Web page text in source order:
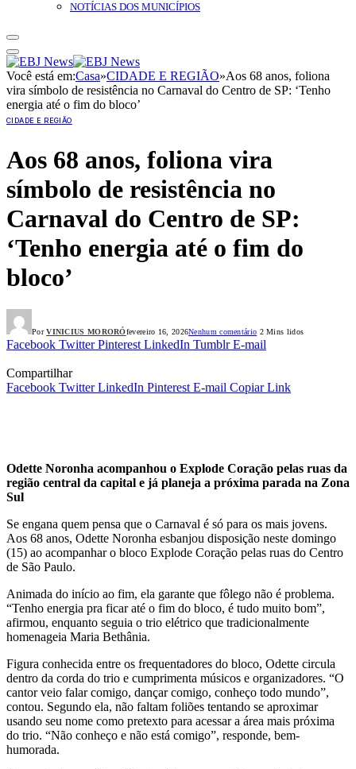
NOTÍCIAS DOS MUNICÍPIOS
Você está em:Casa»CIDADE E REGIÃO»Aos 68 anos, foliona
vira símbolo de resistência no Carnaval do Centro de SP: ‘Tenho
energia até o fim do bloco’
CIDADE E REGIÃO
Aos 68 anos, foliona vira
símbolo de resistência no
Carnaval do Centro de SP:
‘Tenho energia até o fim do
bloco’
Por VINICIUS MORORÓfevereiro 16, 2026Nenhum comentário 2 Mins lidos
Facebook Twitter Pinterest LinkedIn Tumblr E-mail
Compartilhar
Facebook Twitter LinkedIn Pinterest E-mail Copiar Link
Odette Noronha acompanhou o Explode Coração pelas ruas da
região central da capital e já planeja a próxima parada na Zona
Sul
Se engana quem pensa que o Carnaval é só para os mais jovens.
Aos 68 anos, Odette Noronha esbanjou disposição neste domingo
(15) ao acompanhar o bloco Explode Coração pelas ruas do Centro
de São Paulo.
Animada do início ao fim, ela garante que fôlego não é problema.
“Tenho energia pra ficar até o fim do bloco, é tudo muito bom”,
afirmou, enquanto seguia o trio elétrico que tradicionalmente
homenageia Maria Bethânia.
Figura conhecida entre os frequentadores do bloco, Odette circula
dentro da corda do trio e cumprimenta músicos e organizadores. “O
cantor veio falar comigo, dançar comigo, conheço todo mundo”,
contou. Segundo ela, não faltam foliões tentando se aproximar
usando seu nome como pretexto para acessar a área mais próxima
do trio. “Não conheço e não está comigo”, responde, bem-
humorada.